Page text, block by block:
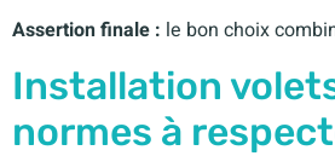
Assertion finale : le bon choix
Installation
normes à